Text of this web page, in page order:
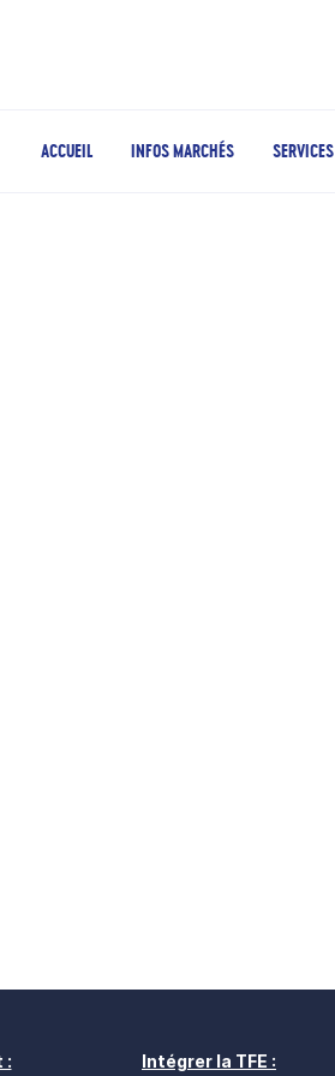
ACCUEIL INFOS MARCHÉS SERVICES
: Intégrer la TFE :